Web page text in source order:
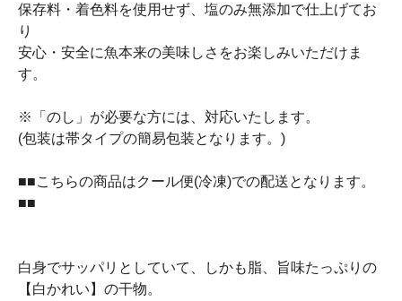
保存料・着色料を使用せず、塩のみ無添加で仕上げてお
り
安心・安全に魚本来の美味しさをお楽しみいただけま
す。
※「のし」が必要な方には、対応いたします。
(包装は帯タイプの簡易包装となります。)
■■こちらの商品はクール便(冷凍)での配送となります。
■■
白身でサッパリとしていて、しかも脂、旨味たっぷりの
【白かれい】の干物。